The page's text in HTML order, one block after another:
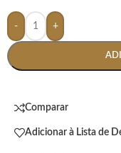
- +
Comparar
Adicionar à Lista de